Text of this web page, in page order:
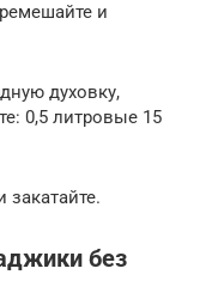
и
духовку,
0,5 литровые 15
закатайте.
без